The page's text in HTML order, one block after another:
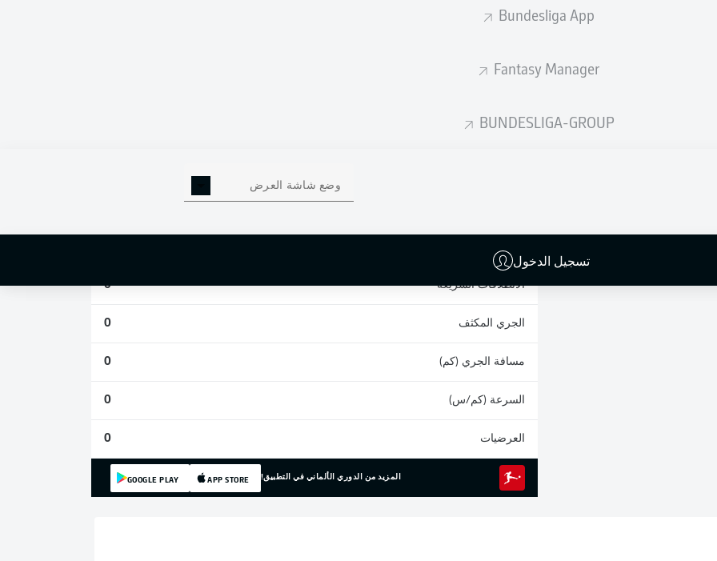
Bundesliga App
Fantasy Manager
BUNDESLIGA-GROUP
وضع شاشة العرض
تسجيل الدخول
إحصائيات موسم 2025/2026
الانطلاقات السريعة 0
الجري المكثف 0
مسافة الجري (كم) 0
السرعة (كم/س) 0
العرضيات 0
المزيد من الدوري الألماني في التطبيق! APP STORE
GOOGLE PLAY